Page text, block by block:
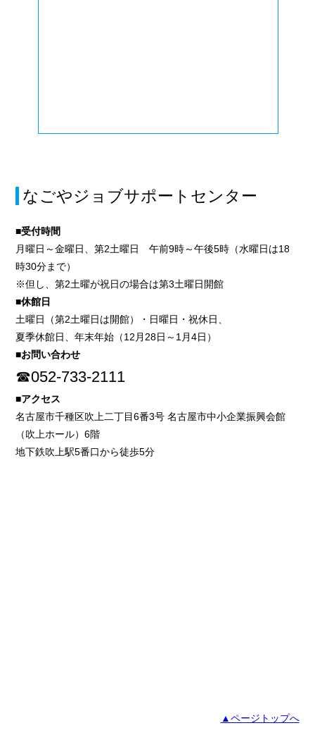
なごやジョブサポートセンター
■受付時間
月曜日～金曜日、第2土曜日 午前9時～午後5時（水曜日は18
時30分まで）
※但し、第2土曜が祝日の場合は第3土曜日開館
■休館日
土曜日（第2土曜日は開館）・日曜日・祝休日、
夏季休館日、年末年始（12月28日～1月4日）
■お問い合わせ
☎052-733-2111
■アクセス
名古屋市千種区吹上二丁目6番3号 名古屋市中小企業振興会館
（吹上ホール）6階
地下鉄吹上駅5番口から徒歩5分
▲ページトップへ